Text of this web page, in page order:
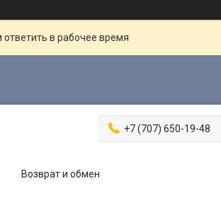
в рабочее время
+7 (707) 650-19-48
Возврат и обмен